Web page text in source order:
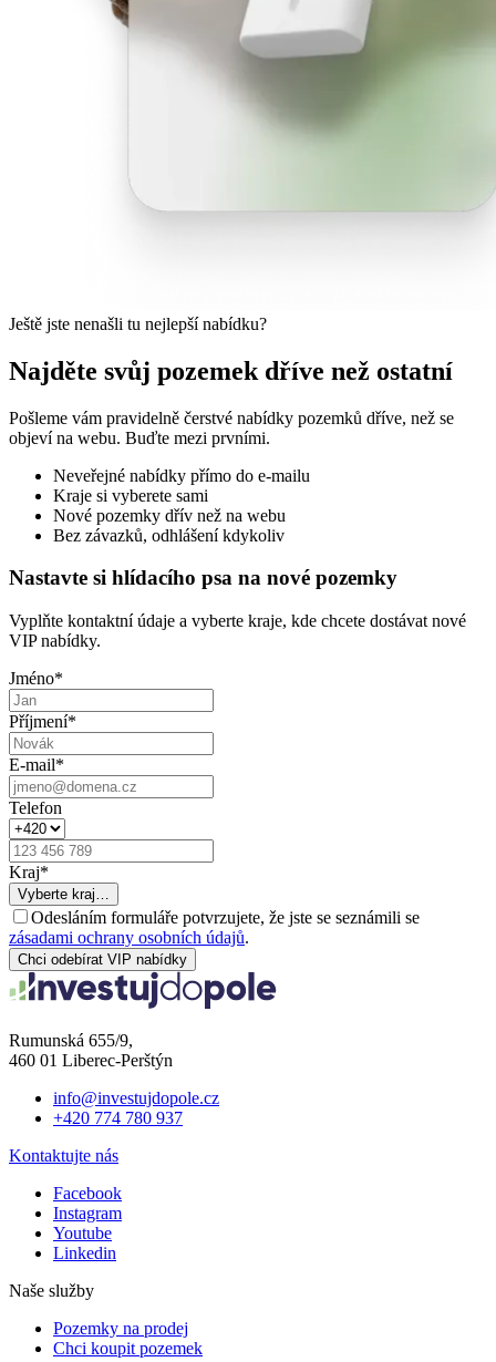
Ještě jste nenašli tu nejlepší nabídku?
Najděte svůj pozemek dříve než ostatní
Pošleme vám pravidelně čerstvé nabídky pozemků dříve, než se
objeví na webu. Buďte mezi prvními.
Neveřejné nabídky přímo do e-mailu
Kraje si vyberete sami
Nové pozemky dřív než na webu
Bez závazků, odhlášení kdykoliv
Nastavte si hlídacího psa na nové pozemky
Vyplňte kontaktní údaje a vyberte kraje, kde chcete dostávat nové
VIP nabídky.
Jméno*
Příjmení*
E-mail*
Telefon
Kraj*
Vyberte kraj…
Odesláním formuláře potvrzujete, že jste se seznámili se
zásadami ochrany osobních údajů.
Chci odebírat VIP nabídky
Rumunská 655/9,
460 01 Liberec-Perštýn
info@investujdopole.cz
+420 774 780 937
Kontaktujte nás
Facebook
Instagram
Youtube
Linkedin
Naše služby
Pozemky na prodej
Chci koupit pozemek